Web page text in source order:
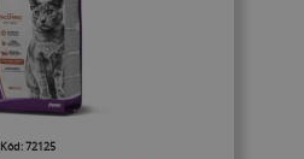
Kód: 72125